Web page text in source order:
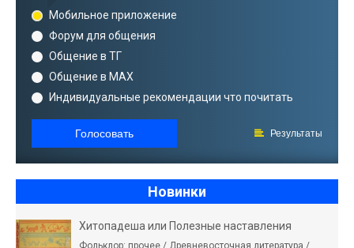
Мобильное приложение
Форум для общения
Общение в ТГ
Общение в MAX
Индивидуальные рекомендации что почитать
Голосовать Результаты
Новинки
Хитопадеша или Полезные наставления